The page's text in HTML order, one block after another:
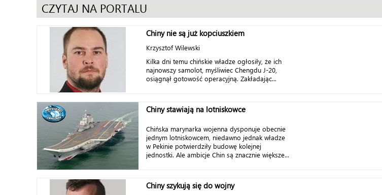
CZYTAJ NA PORTALU
Chiny nie są już kopciuszkiem
Krzysztof Wilewski
Kilka dni temu chińskie władze ogłosiły, że ich
najnowszy samolot, myśliwiec Chengdu J-20,
osiągnął gotowość operacyjną. Zakładając...
Chiny stawiają na lotniskowce
Chińska marynarka wojenna dysponuje obecnie
jednym lotniskowcem, niedawno jednak władze
w Pekinie potwierdziły budowę kolejnej
jednostki. Ale ambicje Chin są znacznie większe...
Chiny szykują się do wojny